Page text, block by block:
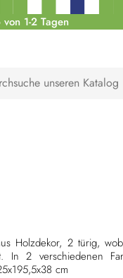
1-2 Tagen
Holzdekor, 2 türig,
In 2 verschiedenen
cm